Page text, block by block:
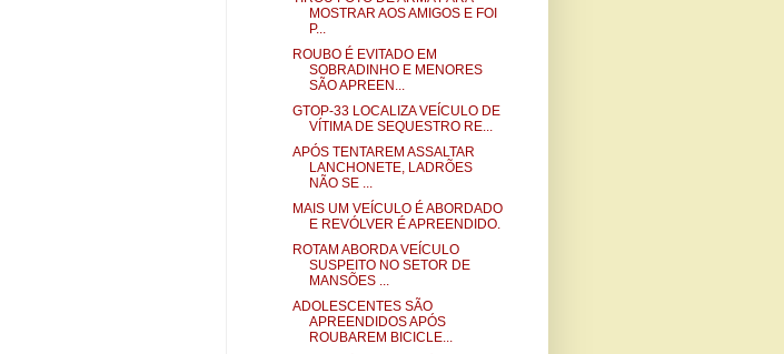
MOSTRAR AOS AMIGOS E FOI
P...
ROUBO É EVITADO EM
SOBRADINHO E MENORES
SÃO APREEN...
GTOP-33 LOCALIZA VEÍCULO DE
VÍTIMA DE SEQUESTRO RE...
APÓS TENTAREM ASSALTAR
LANCHONETE, LADRÕES
NÃO SE ...
MAIS UM VEÍCULO É ABORDADO
E REVÓLVER É APREENDIDO.
ROTAM ABORDA VEÍCULO
SUSPEITO NO SETOR DE
MANSÕES ...
ADOLESCENTES SÃO
APREENDIDOS APÓS
ROUBAREM BICICLE...